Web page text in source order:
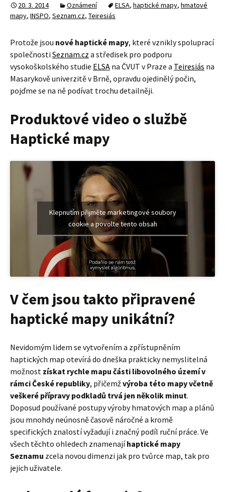
20. 3. 2014 Oznámení ELSA, haptické mapy, hmatové
mapy, INSPO, Seznam.cz, Teiresiás
Protože jsou nové haptické mapy, které vznikly spoluprací
společnosti Seznam.cz a středisek pro podporu
vysokoškolského studie ELSA na ČVUT v Praze a Teiresiás na
Masarykově univerzitě v Brně, opravdu ojedinělý počin,
pojďme se na ně podívat trochu detailněji.
Produktové video o službě
Haptické mapy
Klepnutím přijměte marketingové soubory
cookie a povolte tento obsah
V čem jsou takto připravené
haptické mapy unikátní?
Nevidomým lidem se vytvořením a zpřístupněním
haptických map otevírá do dneška prakticky nemyslitelná
možnost získat rychle mapu části libovolného území v
rámci České republiky, přičemžvýroba této mapy včetně
veškeré přípravy podkladů trvá jen několik minut.
Doposud používané postupy výroby hmatových map a plánů
jsou mnohdy neúnosně časově náročné a kromě
specifických znalostí vyžadují i značný podíl ruční práce. Ve
všech těchto ohledech znamenajíhaptické mapy
Seznamu zcela novou dimenzi jak pro tvůrce map, tak pro
jejich uživatele.